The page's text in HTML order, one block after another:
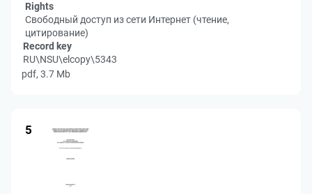
Rights
Свободный доступ из сети Интернет (чтение,
цитирование)
Record key
RU\NSU\elcopy\5343
pdf, 3.7 Mb
5